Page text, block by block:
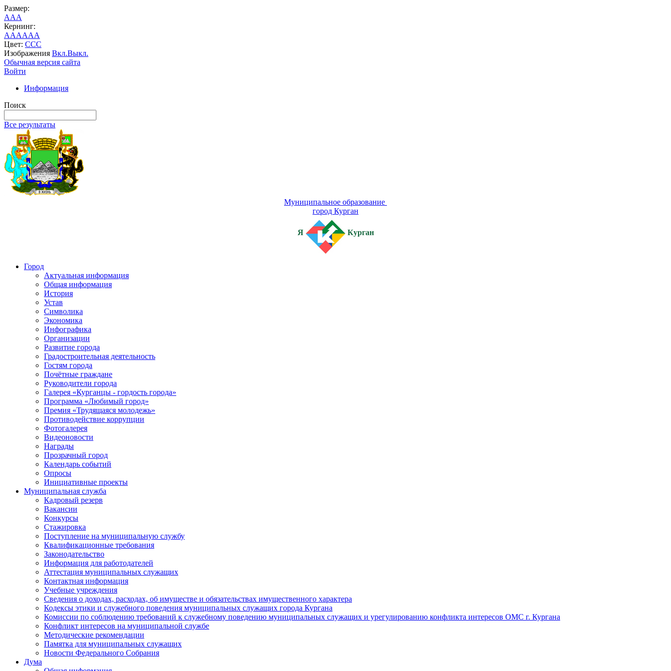
Размер:
AAA
Кернинг:
AAAAAA
Цвет: CCC
Изображения Вкл.Выкл.
Обычная версия сайта
Войти
Информация
Поиск
Все результаты
Муниципальное образование
город Курган
Я Курган
Город
Актуальная информация
Общая информация
История
Устав
Символика
Экономика
Инфографика
Организации
Развитие города
Градостроительная деятельность
Гостям города
Почётные граждане
Руководители города
Галерея «Курганцы - гордость города»
Программа «Любимый город»
Премия «Трудящаяся молодежь»
Противодействие коррупции
Фотогалерея
Видеоновости
Награды
Прозрачный город
Календарь событий
Опросы
Инициативные проекты
Муниципальная служба
Кадровый резерв
Вакансии
Конкурсы
Стажировка
Поступление на муниципальную службу
Квалификационные требования
Законодательство
Информация для работодателей
Аттестация муниципальных служащих
Контактная информация
Учебные учреждения
Сведения о доходах, расходах, об имуществе и обязательствах имущественного характера
Кодексы этики и служебного поведения муниципальных служащих города Кургана
Комиссии по соблюдению требований к служебному поведению муниципальных служащих и урегулированию конфликта интересов ОМС г. Кургана
Конфликт интересов на муниципальной службе
Методические рекомендации
Памятка для муниципальных служащих
Новости Федерального Cобрания
Дума